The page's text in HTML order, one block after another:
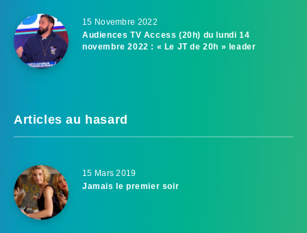
15 Novembre 2022
Audiences TV Access (20h) du lundi 14
novembre 2022 : « Le JT de 20h » leader
Articles au hasard
15 Mars 2019
Jamais le premier soir